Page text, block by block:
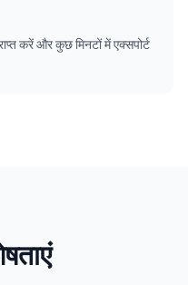
करें और कुछ मिनटों में एक्सपोर्ट